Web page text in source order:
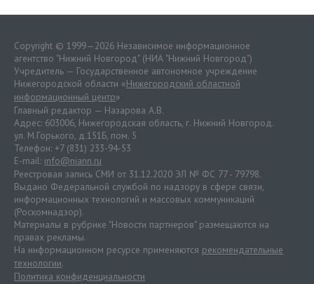
Copyright © 1999—2026 Независимое информационное
агентство "Нижний Новгород" (НИА "Нижний Новгород")
Учредитель — Государственное автономное учреждение
Нижегородской области «Нижегородский областной
информационный центр»
Главный редактор — Назарова А.В.
Адрес: 603006, Нижегородская область, г. Нижний Новгород.
ул. М.Горького, д.151Б, пом. 5
Телефон: +7 (831) 233-94-53
E-mail: info@niann.ru
Реестровая запись СМИ от 31.12.2020 ЭЛ № ФС 77 - 79798.
Выдано Федеральной службой по надзору в сфере связи,
информационных технологий и массовых коммуникаций
(Роскомнадзор).
Материалы в рубрике "Новости партнеров" размещаются на
правах рекламы.
На информационном ресурсе применяются рекомендательные
технологии.
Политика конфиденциальности